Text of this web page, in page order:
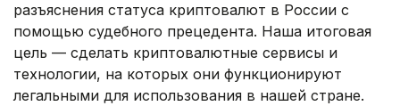
разъяснения статуса криптовалют в России с
помощью судебного прецедента. Наша итоговая
цель — сделать криптовалютные сервисы и
технологии, на которых они функционируют
легальными для использования в нашей стране.